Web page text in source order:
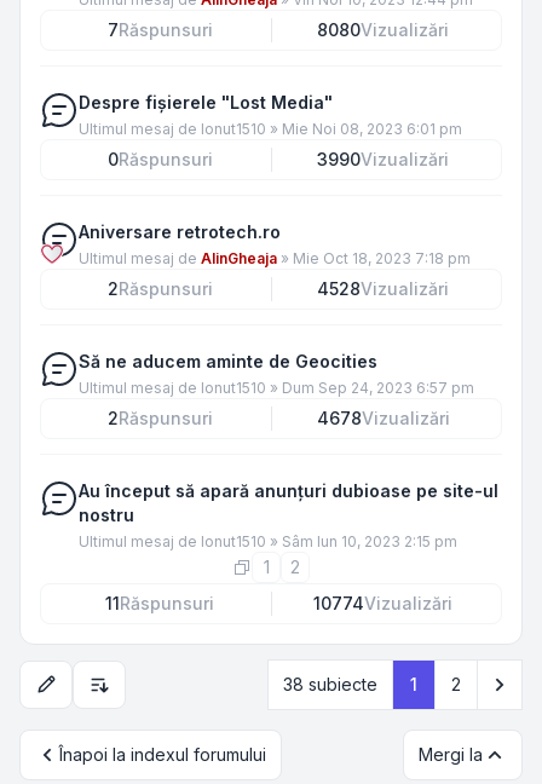
7Răspunsuri 8080Vizualizări
Despre fișierele "Lost Media"
Ultimul mesaj de Ionut1510 » Mie Noi 08, 2023 6:01 pm
0Răspunsuri 3990Vizualizări
Aniversare retrotech.ro
Ultimul mesaj de AlinGheaja » Mie Oct 18, 2023 7:18 pm
2Răspunsuri 4528Vizualizări
Să ne aducem aminte de Geocities
Ultimul mesaj de Ionut1510 » Dum Sep 24, 2023 6:57 pm
2Răspunsuri 4678Vizualizări
Au început să apară anunțuri dubioase pe site-ul
nostru
Ultimul mesaj de Ionut1510 » Sâm Iun 10, 2023 2:15 pm
1
2
11Răspunsuri 10774Vizualizări
Opțiuni de sortare și afișare38 subiecte 1 2
Înapoi la indexul forumului Mergi la